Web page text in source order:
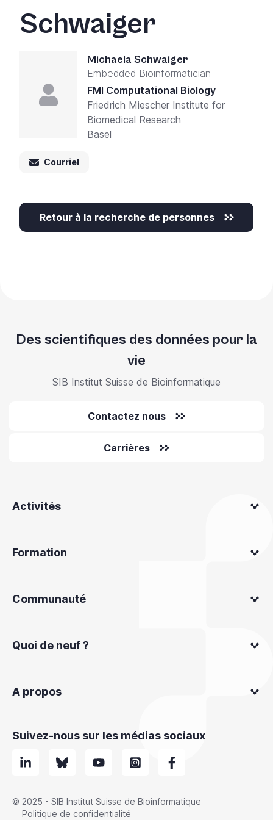
Schwaiger
Michaela Schwaiger
Embedded Bioinformatician
FMI Computational Biology
Friedrich Miescher Institute for
Biomedical Research
Basel
Courriel
Retour à la recherche de personnes
Des scientifiques des données pour la
vie
SIB Institut Suisse de Bioinformatique
Contactez nous
Carrières
Activités
Formation
Communauté
Quoi de neuf ?
A propos
Suivez-nous sur les médias sociaux
© 2025 - SIB Institut Suisse de Bioinformatique
Politique de confidentialité